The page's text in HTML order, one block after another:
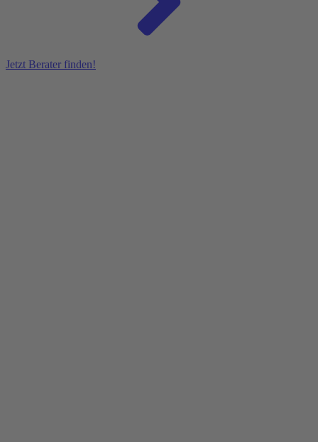
Jetzt Berater finden!